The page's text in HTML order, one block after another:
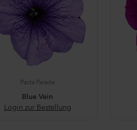
Pacta Parade
Blue Vein
Login zur Bestellung